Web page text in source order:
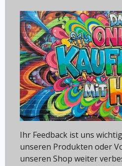
Ihr Feedback ist uns
unseren Produkten oder
unseren Shop weiter